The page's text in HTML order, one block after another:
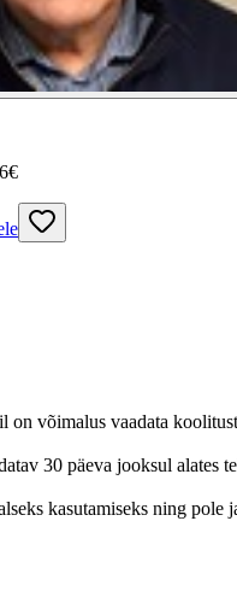
€
on võimalus vaadata
30 päeva jooksul alates
kasutamiseks ning pole